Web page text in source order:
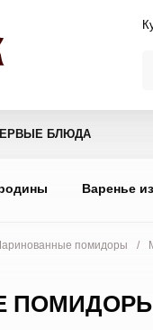
БЛЮДА
Варенье
помидоры /